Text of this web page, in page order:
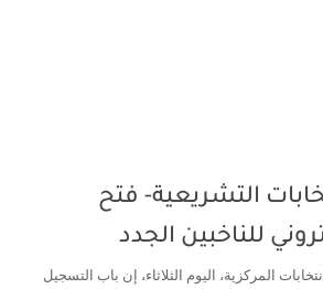
التشريعية- فتح
للناخبين الجدد
الانتخابات المركزية، اليوم الثلاثاء، إن باب التسجيل